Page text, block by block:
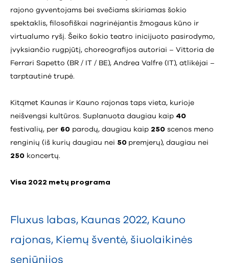
rajono gyventojams bei svečiams skiriamas šokio
spektaklis, filosofiškai nagrinėjantis žmogaus kūno ir
virtualumo ryšį. Šeiko šokio teatro inicijuoto pasirodymo,
įvyksiančio rugpjūtį, choreografijos autoriai – Vittoria de
Ferrari Sapetto (BR / IT / BE), Andrea Valfre (IT), atlikėjai –
tarptautinė trupė.
Kitąmet Kaunas ir Kauno rajonas taps vieta, kurioje
neišvengsi kultūros. Suplanuota daugiau kaip 40
festivalių, per 60 parodų, daugiau kaip 250 scenos meno
renginių (iš kurių daugiau nei 50 premjerų), daugiau nei
250 koncertų.
Visa 2022 metų programa
Fluxus labas, Kaunas 2022, Kauno
rajonas, Kiemų šventė, šiuolaikinės
seniūnijos